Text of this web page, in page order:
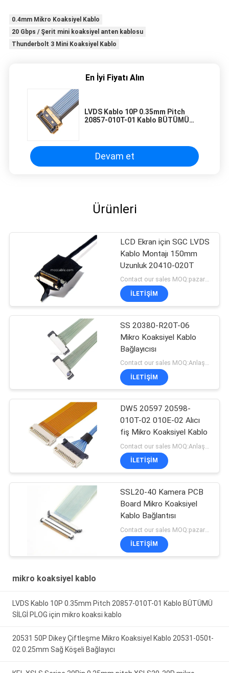
0.4mm Mikro Koaksiyel Kablo
20 Gbps / Şerit mini koaksiyel anten kablosu
Thunderbolt 3 Mini Koaksiyel Kablo
En İyi Fiyatı Alın
LVDS Kablo 10P 0.35mm Pitch
20857-010T-01 Kablo BÜTÜMÜ
Devam et
Ürünleri
LCD Ekran için SGC LVDS
Kablo Montajı 150mm
Uzunluk 20410-020T
Contact our sales MOQ:pazarlık edilebilir
İLETIŞIM
SS 20380-R20T-06
Mikro Koaksiyel Kablo
Bağlayıcısı
Contact our sales MOQ:Anlaşılabilir
İLETIŞIM
DW5 20597 20598-
010T-02 010E-02 Alıcı
fiş Mikro Koaksiyel Kablo
Contact our sales MOQ:Anlaşılabilir
İLETIŞIM
SSL20-40 Kamera PCB
Board Mikro Koaksiyel
Kablo Bağlantısı
İLETIŞIM
mikro koaksiyel kablo
LVDS Kablo 10P 0.35mm Pitch 20857-010T-01 Kablo BÜTÜMÜ
SİLGİ PLOG için mikro koaksi kablo
20531 50P Dikey Çiftleşme Mikro Koaksiyel Kablo 20531-050t-
02 0.25mm Sağ Köşeli Bağlayıcı